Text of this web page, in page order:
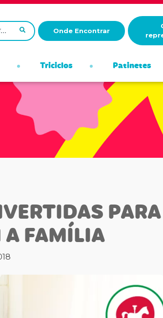
Onde Encontrar
Triciclos Patinetes
PARA
FAMÍLIA